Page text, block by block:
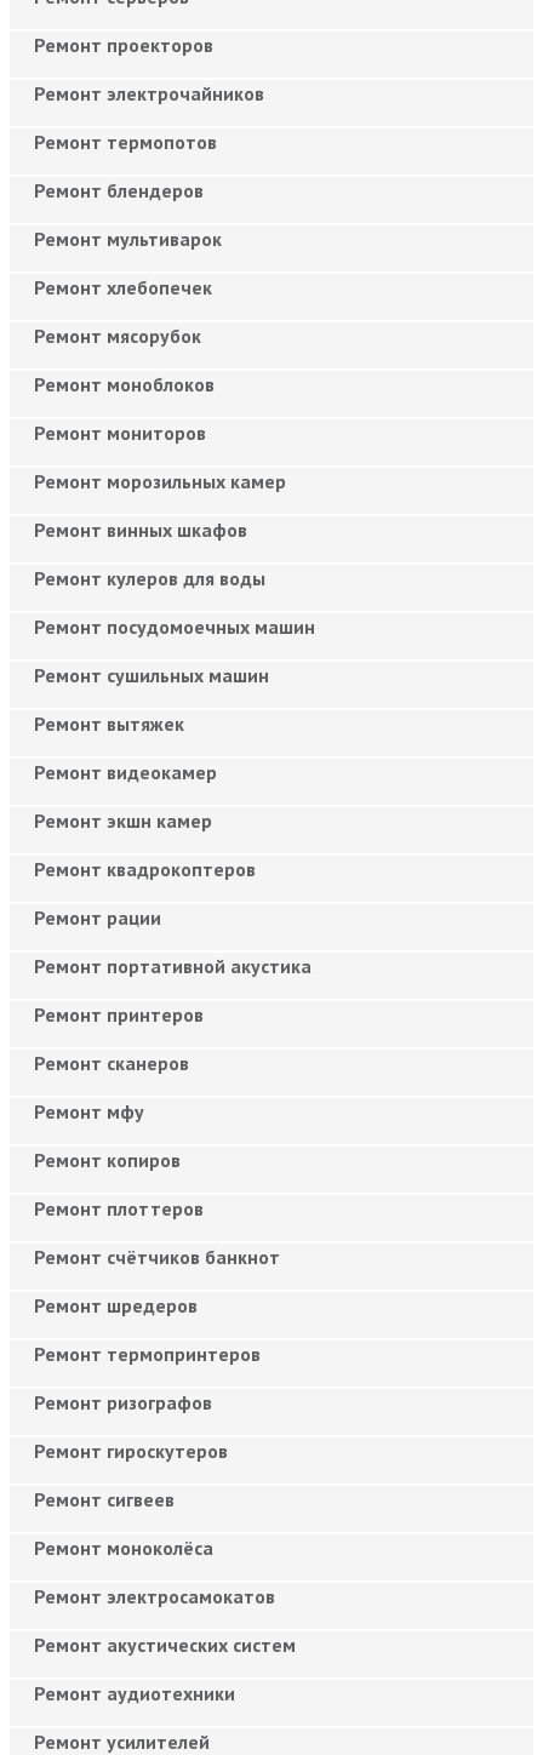
Ремонт проекторов
Ремонт электрочайников
Ремонт термопотов
Ремонт блендеров
Ремонт мультиварок
Ремонт хлебопечек
Ремонт мясорубок
Ремонт моноблоков
Ремонт мониторов
Ремонт морозильных камер
Ремонт винных шкафов
Ремонт кулеров для воды
Ремонт посудомоечных машин
Ремонт сушильных машин
Ремонт вытяжек
Ремонт видеокамер
Ремонт экшн камер
Ремонт квадрокоптеров
Ремонт рации
Ремонт портативной акустика
Ремонт принтеров
Ремонт сканеров
Ремонт мфу
Ремонт копиров
Ремонт плоттеров
Ремонт счётчиков банкнот
Ремонт шредеров
Ремонт термопринтеров
Ремонт ризографов
Ремонт гироскутеров
Ремонт сигвеев
Ремонт моноколёса
Ремонт электросамокатов
Ремонт акустических систем
Ремонт аудиотехники
Ремонт усилителей